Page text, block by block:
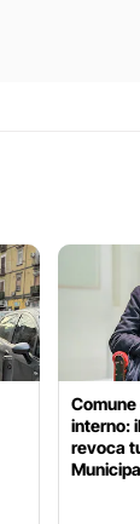
interno:
revoca